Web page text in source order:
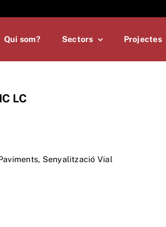
Qui som? Sectors Projectes
LC
, Senyalització Vial